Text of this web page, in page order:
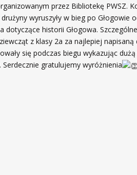
przez Bibliotekę PWSZ.
wyruszyły w bieg po Głogowie
dotyczące historii Głogowa.
z klasy 2a za najlepiej
się podczas biegu wykazując
Serdecznie gratulujemy wyróżnienia